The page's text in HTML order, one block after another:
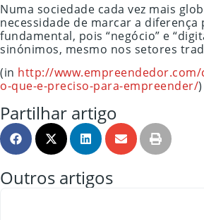
Numa sociedade cada vez mais
necessidade de marcar a diferença
fundamental, pois “negócio” e
sinónimos, mesmo nos setores
(in http://
o-que-e-preciso-para-empreender/)
Partilhar artigo
Outros artigos